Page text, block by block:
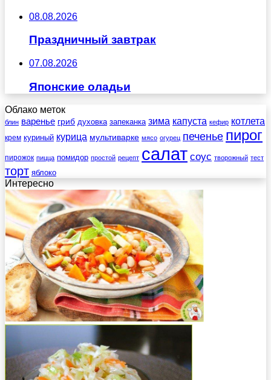
08.08.2026
Праздничный завтрак
07.08.2026
Японские оладьи
Облако меток
блин варенье гриб духовка запеканка зима капуста кефир котлета
крем куриный курица мультиварке мясо огурец печенье пирог
пирожок пицца помидор простой рецепт салат соус творожный тест
торт яблоко
Интересно